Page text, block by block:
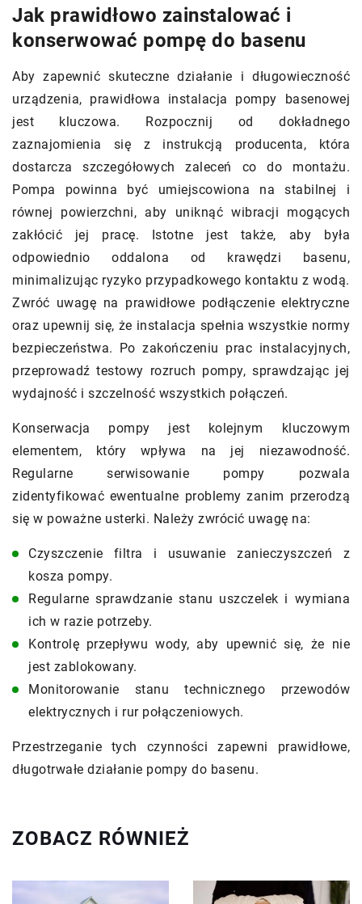
Jak prawidłowo zainstalować i
konserwować pompę do basenu
Aby zapewnić skuteczne działanie i długowieczność
urządzenia, prawidłowa instalacja pompy basenowej
jest kluczowa. Rozpocznij od dokładnego
zaznajomienia się z instrukcją producenta, która
dostarcza szczegółowych zaleceń co do montażu.
Pompa powinna być umiejscowiona na stabilnej i
równej powierzchni, aby uniknąć wibracji mogących
zakłócić jej pracę. Istotne jest także, aby była
odpowiednio oddalona od krawędzi basenu,
minimalizując ryzyko przypadkowego kontaktu z wodą.
Zwróć uwagę na prawidłowe podłączenie elektryczne
oraz upewnij się, że instalacja spełnia wszystkie normy
bezpieczeństwa. Po zakończeniu prac instalacyjnych,
przeprowadź testowy rozruch pompy, sprawdzając jej
wydajność i szczelność wszystkich połączeń.
Konserwacja pompy jest kolejnym kluczowym
elementem, który wpływa na jej niezawodność.
Regularne serwisowanie pompy pozwala
zidentyfikować ewentualne problemy zanim przerodzą
się w poważne usterki. Należy zwrócić uwagę na:
Czyszczenie filtra i usuwanie zanieczyszczeń z
kosza pompy.
Regularne sprawdzanie stanu uszczelek i wymiana
ich w razie potrzeby.
Kontrolę przepływu wody, aby upewnić się, że nie
jest zablokowany.
Monitorowanie stanu technicznego przewodów
elektrycznych i rur połączeniowych.
Przestrzeganie tych czynności zapewni prawidłowe,
długotrwałe działanie pompy do basenu.
ZOBACZ RÓWNIEŻ